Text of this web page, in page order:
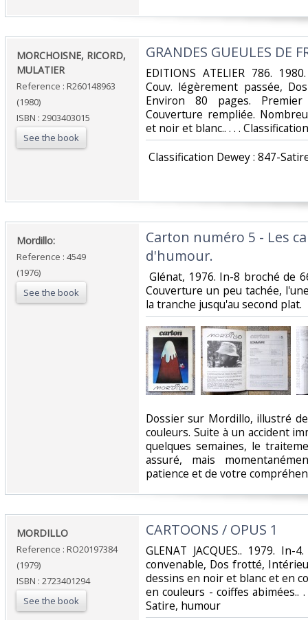
‎MORCHOISNE, RICORD,
MULATIER‎
Reference : R260148963
(1980)
ISBN : 2903403015
See the book
‎GRANDES GUEULES DE
‎EDITIONS ATELIER 786.
Couv. légèrement passée,
Environ 80 pages.
Couverture rempliée.
et noir et blanc.. . . .
Classification Dewey : 847-
‎Mordillo: ‎
Reference : 4549
(1976)
See the book
‎Carton numéro 5 - Les
d'humour. ‎
Glénat, 1976. In-8 broché de
Couverture un peu tachée,
la tranche jusqu'au second plat. ‎
‎Dossier sur Mordillo, illustré
couleurs. Suite à un accident
quelques semaines, le
assuré, mais
patience et de votre
‎MORDILLO‎
Reference : RO20197384
(1979)
ISBN : 2723401294
See the book
‎CARTOONS / OPUS 1‎
‎GLENAT JACQUES.. 1979.
convenable, Dos frotté,
dessins en noir et blanc et en
en couleurs - coiffes abimées..
Satire, humour‎